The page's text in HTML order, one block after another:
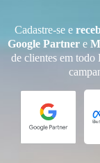
Cadastre-se e
Google Partner e
de clientes em todo